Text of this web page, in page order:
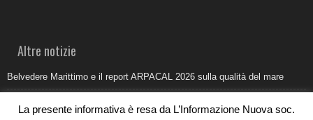
Altre notizie
Belvedere Marittimo e il report ARPACAL 2026 sulla qualità del mare
La presente informativa è resa da L’Informazione Nuova soc.